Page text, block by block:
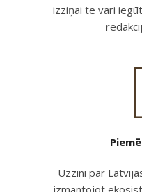
izziņai te vari
Uzzini par
izmantojot